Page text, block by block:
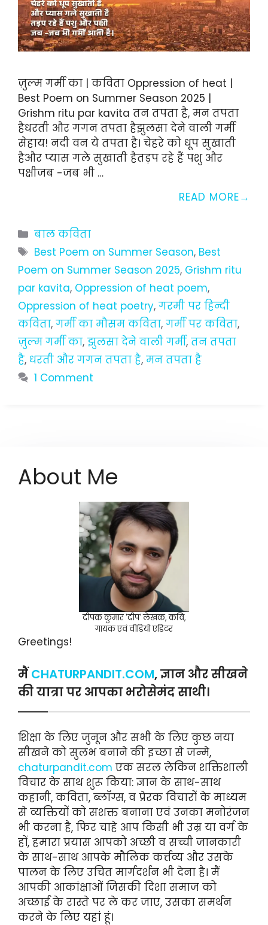
ज़ुल्म गर्मी का | कविता Oppression of heat |
Best Poem on Summer Season 2025 |
Grishm ritu par kavita तन तपता है, मन तपता
हैधरती और गगन तपता हैझुलसा देने वाली गर्मी
सेहाय! नदी वन ये तपता है। चेहरे को धूप सुखाती
हैऔर प्यास गले सुखाती हैतड़प रहे हैं पशु और
पक्षीजब -जब भी …
READ MORE
Categories
बाल कविता
Tags
Best Poem on Summer Season, Best
Poem on Summer Season 2025, Grishm ritu
par kavita, Oppression of heat poem,
Oppression of heat poetry, गरमी पर हिन्दी
कविता, गर्मी का मौसम कविता, गर्मी पर कविता,
ज़ुल्म गर्मी का, झुलसा देने वाली गर्मी, तन तपता
है, धरती और गगन तपता है, मन तपता है
1 Comment
About Me
दीपक कुमार 'दीप' लेखक, कवि,
गायक एवं वीडियो एडिटर
Greetings!
मैंCHATURPANDIT.COM, ज्ञान और सीखने
की यात्रा पर आपका भरोसेमंद साथी।
शिक्षा के लिए जुनून और सभी के लिए कुछ नया
सीखने को सुलभ बनाने की इच्छा से जन्मे,
chaturpandit.com एक सरल लेकिन शक्तिशाली
विचार के साथ शुरू किया: ज्ञान के साथ-साथ
कहानी, कविता, ब्लॉग्स, व प्रेरक विचारों के माध्यम
से व्यक्तियों को सशक्त बनाना एवं उनका मनोरंजन
भी करना है, फिर चाहे आप किसी भी उम्र या वर्ग के
हों, हमारा प्रयास आपको अच्छी व सच्ची जानकारी
के साथ-साथ आपके मौलिक कर्त्तव्य और उसके
पालन के लिए उचित मार्गदर्शन भी देना है। मैं
आपकी आकांक्षाओं जिसकी दिशा समाज को
अच्छाई के रास्ते पर ले कर जाए, उसका समर्थन
करने के लिए यहां हूं।